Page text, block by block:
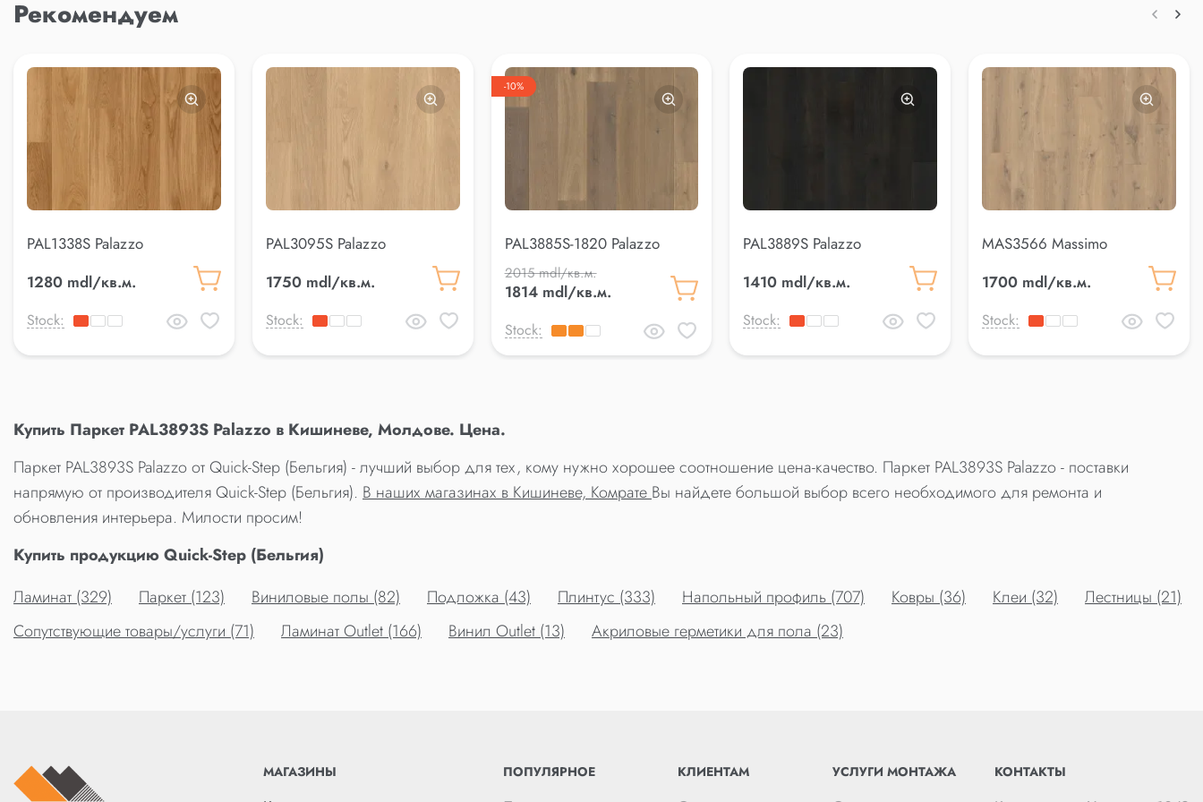
Рекомендуем
PAL1338S Palazzo
1280 mdl/кв.м.
Stock:
PAL3095S Palazzo
1750 mdl/кв.м.
Stock:
-10%
PAL3885S-1820 Palazzo
2015 mdl/кв.м.
1814 mdl/кв.м.
Stock:
PAL3889S Palazzo
1410 mdl/кв.м.
Stock:
MAS3566 Massimo
1700 mdl/кв.м.
Stock:
Купить Паркет PAL3893S Palazzo в Кишиневе, Молдове. Цена.
Паркет PAL3893S Palazzo от Quick-Step (Бельгия) - лучший выбор для тех, кому нужно хорошее соотношение цена-качество. Паркет PAL3893S Palazzo - поставки
напрямую от производителя Quick-Step (Бельгия). В наших магазинах в Кишиневе, Комрате Вы найдете большой выбор всего необходимого для ремонта и
обновления интерьера. Милости просим!
Купить продукцию Quick-Step (Бельгия)
Ламинат (329)
Паркет (123) Виниловые полы (82) Подложка (43) Плинтус (333) Напольный профиль (707) Ковры (36) Клеи (32)
Лестницы (21)
Сопутствующие товары/услуги (71)
Ламинат Outlet (166) Винил Outlet (13) Акриловые герметики для пола (23)
МАГАЗИНЫ ПОПУЛЯРНОЕ КЛИЕНТАМ УСЛУГИ МОНТАЖА КОНТАКТЫ